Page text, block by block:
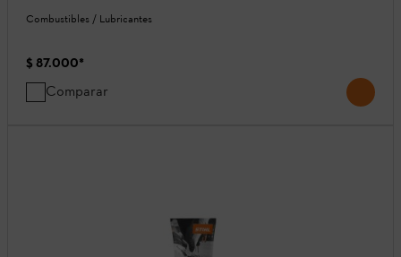
Combustibles / Lubricantes
$ 87.000*
Comparar